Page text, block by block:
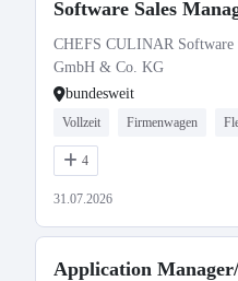
Software Sales
CHEFS CULINAR Software
GmbH & Co. KG
bundesweit
Vollzeit Firmenwagen
4
31.07.2026
Application